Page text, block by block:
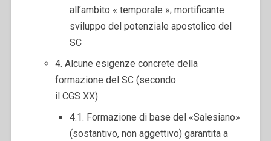
all’ambito « temporale »; mortificante
sviluppo del potenziale apostolico del
SC
4. Alcune esigenze concrete della
formazione del SC (secondo
il CGS XX)
4.1. Formazione di base del «Salesiano»
(sostantivo, non aggettivo) garantita a